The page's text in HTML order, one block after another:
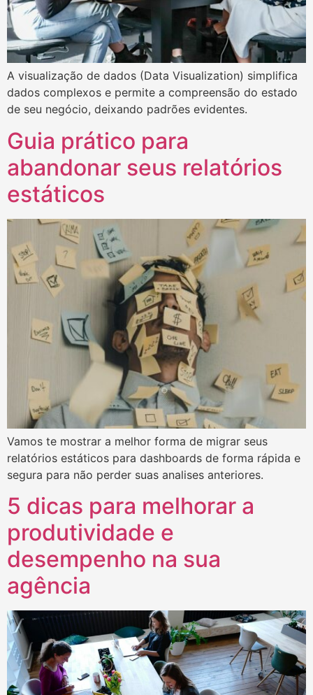
A visualização de dados (Data Visualization) simplifica
dados complexos e permite a compreensão do estado
de seu negócio, deixando padrões evidentes.
Guia prático para
abandonar seus relatórios
estáticos
Vamos te mostrar a melhor forma de migrar seus
relatórios estáticos para dashboards de forma rápida e
segura para não perder suas analises anteriores.
5 dicas para melhorar a
produtividade e
desempenho na sua
agência